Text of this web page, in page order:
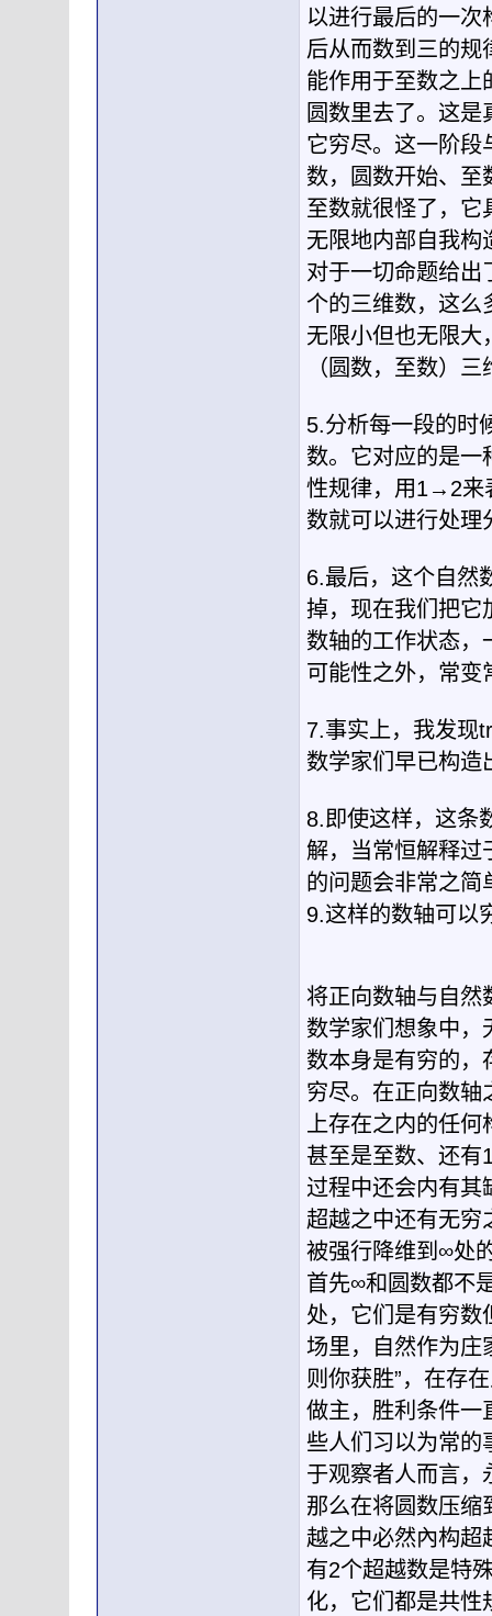
以进行最后的一次
后从而数到三的规
能作用于至数之上
圆数里去了。这
它穷尽。这一阶段
数，圆数开始、至
至数就很怪了，它
无限地内部自我构
对于一切命题给出
个的三维数，这么
无限小但也无限大
（圆数，至数）
5.分析每一段的时
数。它对应的是一
性规律，用1→2来
数就可以进行处理
6.最后，这个自然
掉，现在我们把它
数轴的工作状态，
可能性之外，常变
7.事实上，我发现
数学家们早已构造
8.即使这样，这条
解，当常恒解释过
的问题会非常之简
9.这样的数轴可以
将正向数轴与自然
数学家们想象中，
数本身是有穷的，
穷尽。在正向数轴
上存在之内的任
甚至是至数、还有
过程中还会内有其
超越之中还有无穷
被强行降维到∞处
首先∞和圆数都不
处，它们是有穷数
场里，自然作为庄
则你获胜”，在存
做主，胜利条件一
些人们习以为常的
于观察者人而言，
那么在将圆数压缩
越之中必然內构超
有2个超越数是特
化，它们都是共性